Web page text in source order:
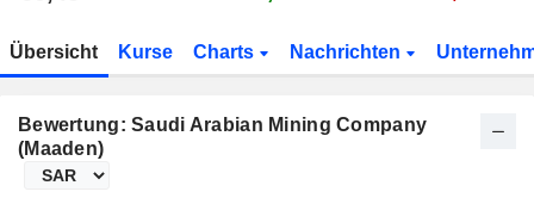
Übersicht Kurse Charts Nachrichten
Bewertung: Saudi Arabian Mining Company
(Maaden)